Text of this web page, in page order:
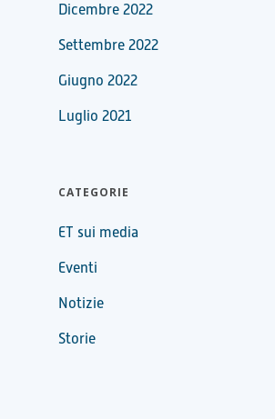
Dicembre 2022
Settembre 2022
Giugno 2022
Luglio 2021
CATEGORIE
ET sui media
Eventi
Notizie
Storie